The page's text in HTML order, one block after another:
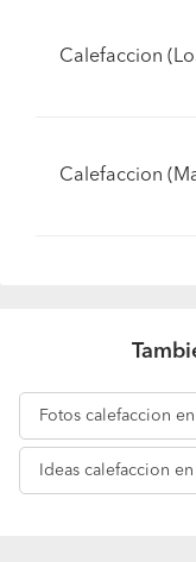
Calefaccion
Calefaccion
Fotos calefaccion
Ideas calefaccion